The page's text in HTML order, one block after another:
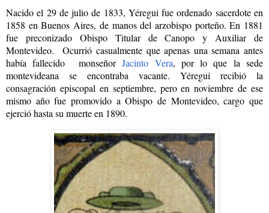
Nacido el 29 de julio de 1833, Yéregui fue ordenado sacerdote en
1858 en Buenos Aires, de manos del arzobispo porteño. En 1881
fue preconizado Obispo Titular de Canopo y Auxiliar de
Montevideo. Ocurrió casualmente que apenas una semana antes
había fallecido monseñorJacinto Vera, por lo que la sede
montevideana se encontraba vacante. Yéregui recibió la
consagración episcopal en septiembre, pero ennoviembre de ese
mismo año fue promovido a Obispo de Montevideo, cargo que
ejerció hasta su muerte en 1890.